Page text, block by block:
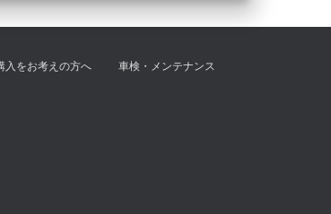
入をお考えの方へ 車検・メンテナンス